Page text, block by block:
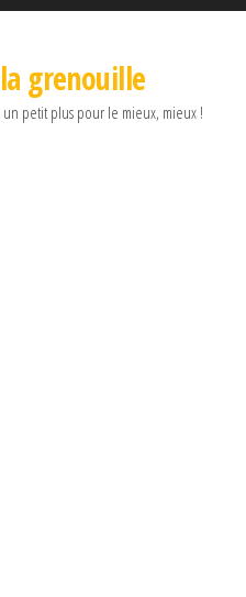
grenouille
petit plus pour le mieux, mieux !